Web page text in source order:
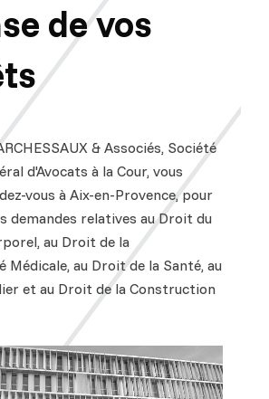
de vos
& Associés, Société
d'Avocats à la Cour, vous
vous à Aix-en-Provence, pour
demandes relatives au Droit du
au Droit de la
Médicale, au Droit de la Santé, au
et au Droit de la Construction